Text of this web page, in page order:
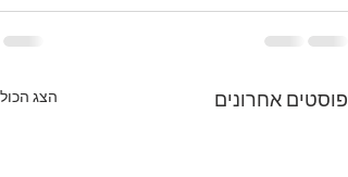
פוסטים אחרונים הצג הכול